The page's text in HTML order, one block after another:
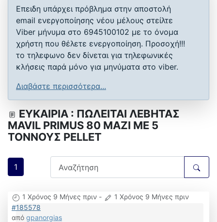
Επειδη υπάρχει πρόβλημα στην αποστολή
email ενεργοποίησης νέου μέλους στείλτε
Viber μήνυμα στο 6945100102 με το όνομα
χρήστη που θέλετε ενεργοποίηση. Προσοχή!!!
το τηλεφωνο δεν δίνεται για τηλεφωνικές
κλήσεις παρά μόνο για μηνύματα στο viber.
Διαβάστε περισσότερα...
ΕΥΚΑΙΡΙΑ : ΠΩΛΕΙΤΑΙ ΛΕΒΗΤΑΣ
MAVIL PRIMUS 80 MAZI ME 5
TOΝΝΟΥΣ PELLET
1
1 Χρόνος 9 Μήνες πριν -
1 Χρόνος 9 Μήνες πριν
#185578
από gpanorgias